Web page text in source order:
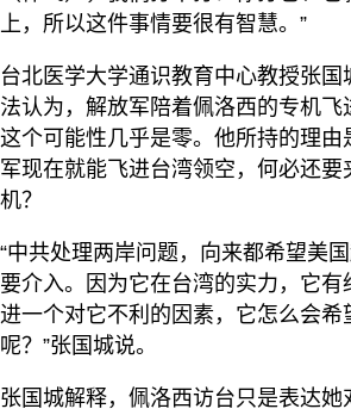
上，所以这件事情要很有智慧。”
台北医学大学通识教育中心教授张国
法认为，解放军陪着佩洛西的专机飞
这个可能性几乎是零。他所持的理由
军现在就能飞进台湾领空，何必还要
机？
“中共处理两岸问题，向来都希望美
要介入。因为它在台湾的实力，它有
进一个对它不利的因素，它怎么会希
呢？”张国城说。
张国城解释，佩洛西访台只是表达她